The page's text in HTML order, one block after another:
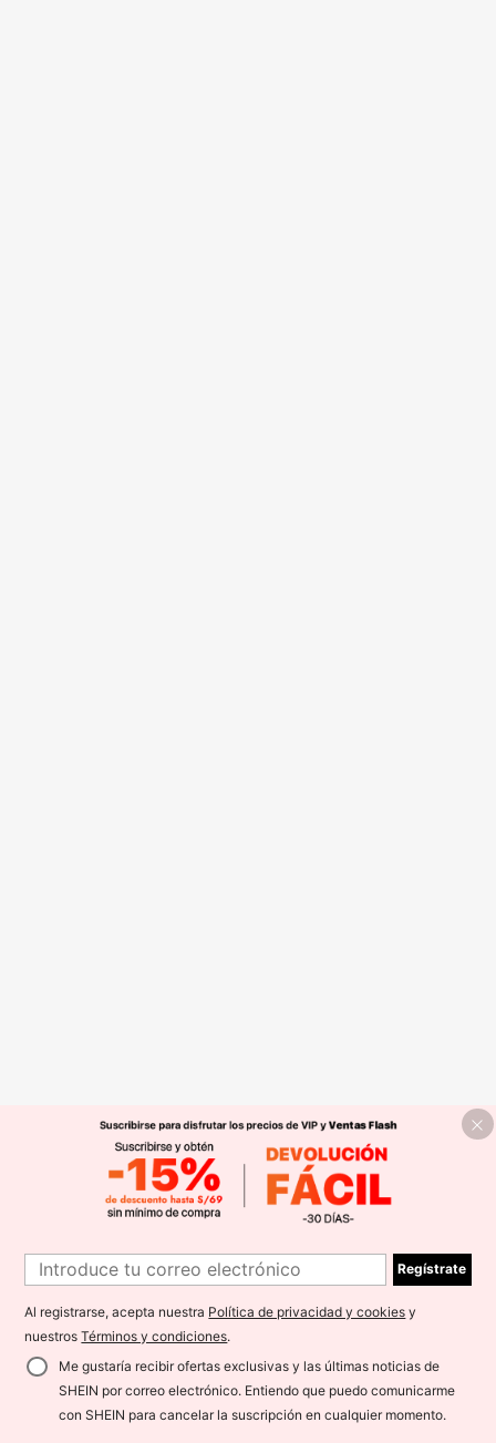
Regístrate
Al registrarse, acepta nuestra Política de privacidad y cookies y
nuestrosTérminos y condiciones.
Me gustaría recibir ofertas exclusivas y las últimas noticias de
SHEIN por correo electrónico. Entiendo que puedo comunicarme
con SHEIN para cancelar la suscripción en cualquier momento.